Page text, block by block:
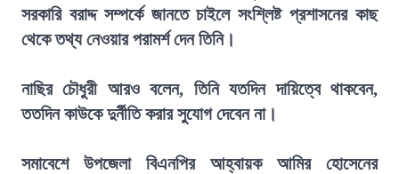
সরকারি বরাদ্দ সম্পর্কে জানতে চাইলে সংশ্লিষ্ট প্রশাসনের কাছ
থেকে তথ্য নেওয়ার পরামর্শ দেন তিনি।
নাছির চৌধুরী আরও বলেন, তিনি যতদিন দায়িত্বে থাকবেন,
ততদিন কাউকে দুর্নীতি করার সুযোগ দেবেন না।
সমাবেশে উপজেলা বিএনপির আহ্বায়ক আমির হোসেনের